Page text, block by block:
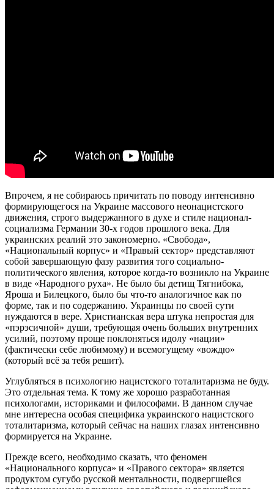
Впрочем, я не собираюсь причитать по поводу интенсивно
формирующегося на Украине массового неонацистского
движения, строго выдержанного в духе и стиле национал-
социализма Германии 30-х годов прошлого века. Для
украинских реалий это закономерно. «Свобода»,
«Национальный корпус» и «Правый сектор» представляют
собой завершающую фазу развития того социально-
политического явления, которое когда-то возникло на Украине
в виде «Народного руха». Не было бы детищ Тягнибока,
Яроша и Билецкого, было бы что-то аналогичное как по
форме, так и по содержанию. Украинцы по своей сути
нуждаются в вере. Христианская вера штука непростая для
«пэрэсичной» души, требующая очень больших внутренних
усилий, поэтому проще поклоняться идолу «нации»
(фактически себе любимому) и всемогущему «вождю»
(который всё за тебя решит).
Углубляться в психологию нацистского тоталитаризма не буду.
Это отдельная тема. К тому же хорошо разработанная
психологами, историками и философами. В данном случае
мне интересна особая специфика украинского нацистского
тоталитаризма, который сейчас на наших глазах интенсивно
формируется на Украине.
Прежде всего, необходимо сказать, что феномен
«Национального корпуса» и «Правого сектора» является
продуктом сугубо русской ментальности, подвергшейся